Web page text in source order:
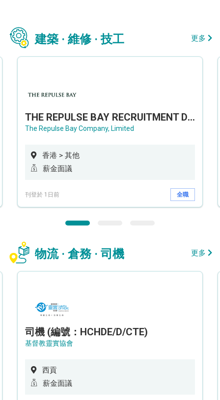
建築 · 維修 · 技工 更多
THE REPULSE BAY RECRUITMENT DAY 淺水灣影灣園人才招聘會
The Repulse Bay Company, Limited
香港 > 其他
薪金面議
刊登於 1日前 全職
物流 · 倉務 · 司機 更多
司機 (編號：HCHDE/D/CTE)
基督教靈實協會
西貢
薪金面議